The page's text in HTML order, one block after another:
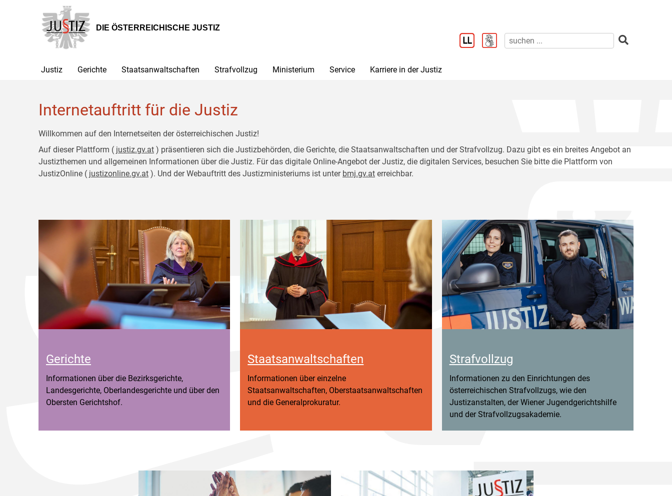
Hauptnavigation
[1]
Inhalt
[2]
DIE ÖSTERREICHISCHE JUSTIZ
Justiz Gerichte Staatsanwaltschaften Strafvollzug Ministerium Service Karriere in der Justiz
Internetauftritt für die Justiz
Willkommen auf den Internetseiten der österreichischen Justiz!
Auf dieser Plattform ( justiz.gv.at ) präsentieren sich die Justizbehörden, die Gerichte, die Staatsanwaltschaften und der Strafvollzug. Dazu gibt es ein breites Angebot an
Justizthemen und allgemeinen Informationen über die Justiz. Für das digitale Online-Angebot der Justiz, die digitalen Services, besuchen Sie bitte die Plattform von
JustizOnline ( justizonline.gv.at ). Und der Webauftritt des Justizministeriums ist unter bmj.gv.at erreichbar.
Gerichte
Informationen über die Bezirksgerichte,
Landesgerichte, Oberlandesgerichte und über den
Obersten Gerichtshof.
Staatsanwaltschaften
Informationen über einzelne
Staatsanwaltschaften, Oberstaatsanwaltschaften
und die Generalprokuratur.
Strafvollzug
Informationen zu den Einrichtungen des
österreichischen Strafvollzugs, wie den
Justizanstalten, der Wiener Jugendgerichtshilfe
und der Strafvollzugsakademie.